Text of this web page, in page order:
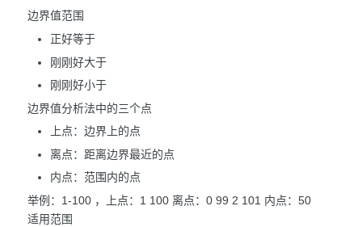
边界值范围
正好等于
刚刚好大于
刚刚好小于
边界值分析法中的三个点
上点：边界上的点
离点：距离边界最近的点
内点：范围内的点
举例：1-100 ，上点：1 100 离点：0 99 2 101 内点：50
适用范围